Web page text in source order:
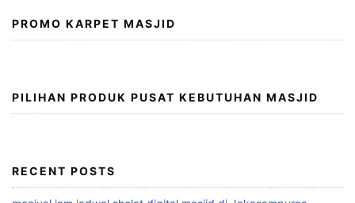
PROMO KARPET MASJID
PILIHAN PRODUK PUSAT KEBUTUHAN MASJID
RECENT POSTS